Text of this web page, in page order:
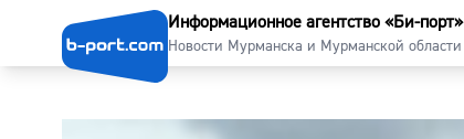
Информационное агентство «Би-порт»
Новости Мурманска и Мурманской области